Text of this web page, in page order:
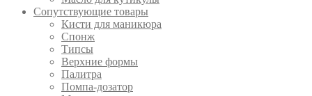
Сопутствующие товары
Кисти для маникюра
Спонж
Типсы
Верхние формы
Палитра
Помпа-дозатор